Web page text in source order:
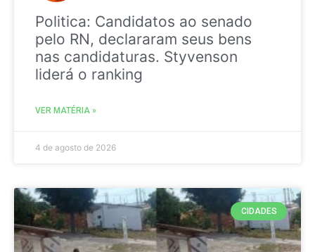
Politica: Candidatos ao senado
pelo RN, declararam seus bens
nas candidaturas. Styvenson
liderá o ranking
VER MATÉRIA »
4 de agosto de 2026
CIDADES